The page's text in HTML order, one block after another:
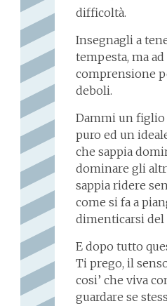
difficoltà.
Insegnagli a
tempesta, ma ad
comprensione
deboli.
Dammi un figlio
puro ed un
che sappia
dominare gli
sappia ridere
come si fa a
dimenticarsi del
E dopo tutto
Ti prego, il
cosi’ che viva
guardare se